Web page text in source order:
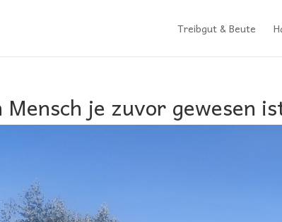
Treibgut & Beute
Mensch je zuvor gewesen